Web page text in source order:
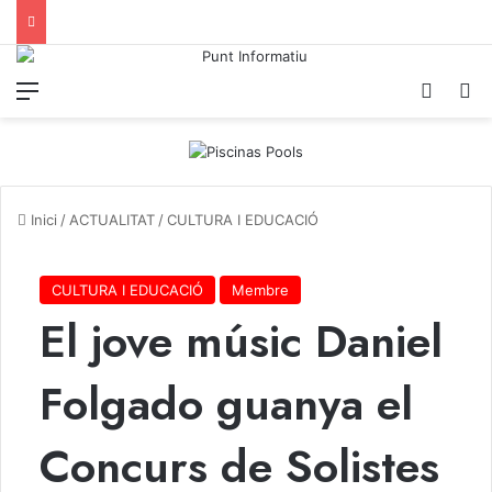
Menu
Inici / ACTUALITAT /CULTURA I EDUCACIÓ
CULTURA I EDUCACIÓ Membre
El jove músic Daniel
Folgado guanya el
Concurs de Solistes